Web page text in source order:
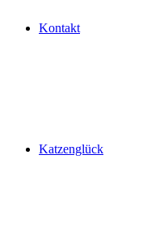
Kontakt
Katzenglück